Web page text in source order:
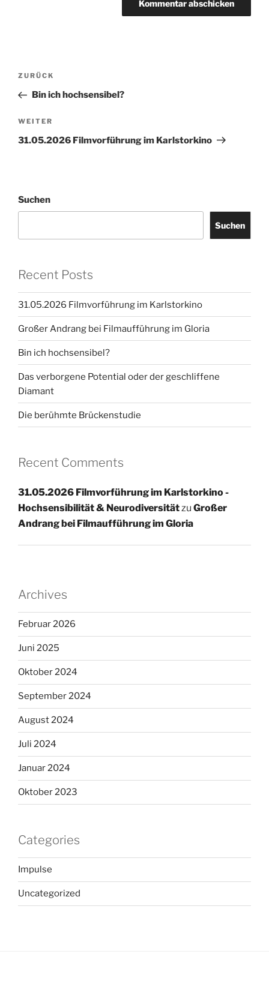
Beitragsnavigation
Vorheriger
Beitrag
ZURÜCK
Bin ich hochsensibel?
Nächster
Beitrag
WEITER
31.05.2026 Filmvorführung im Karlstorkino
Suchen
Suchen
Recent Posts
31.05.2026 Filmvorführung im Karlstorkino
Großer Andrang bei Filmaufführung im Gloria
Bin ich hochsensibel?
Das verborgene Potential oder der geschliffene
Diamant
Die berühmte Brückenstudie
Recent Comments
31.05.2026 Filmvorführung im Karlstorkino -
Hochsensibilität & Neurodiversitätzu Großer
Andrang bei Filmaufführung im Gloria
Archives
Februar 2026
Juni 2025
Oktober 2024
September 2024
August 2024
Juli 2024
Januar 2024
Oktober 2023
Categories
Impulse
Uncategorized